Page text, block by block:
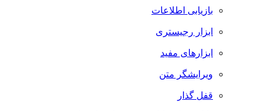
بازیابی اطلاعات
ابزار رجیستری
ابزارهای مفید
ویرایشگر متن
قفل گذار